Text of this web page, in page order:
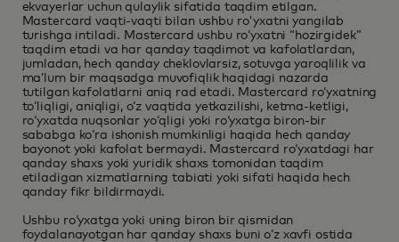
ekvayerlar uchun qulaylik sifatida taqdim etilgan.
Mastercard vaqti-vaqti bilan ushbu ro'yxatni yangilab
turishga intiladi. Mastercard ushbu ro‘yxatni “hozirgidek”
taqdim etadi va har qanday taqdimot va kafolatlardan,
jumladan, hech qanday cheklovlarsiz, sotuvga yaroqlilik va
ma’lum bir maqsadga muvofiqlik haqidagi nazarda
tutilgan kafolatlarni aniq rad etadi. Mastercard roʻyxatning
toʻliqligi, aniqligi, oʻz vaqtida yetkazilishi, ketma-ketligi,
roʻyxatda nuqsonlar yoʻqligi yoki roʻyxatga biron-bir
sababga koʻra ishonish mumkinligi haqida hech qanday
bayonot yoki kafolat bermaydi. Mastercard roʻyxatdagi har
qanday shaxs yoki yuridik shaxs tomonidan taqdim
etiladigan xizmatlarning tabiati yoki sifati haqida hech
qanday fikr bildirmaydi.
Ushbu roʻyxatga yoki uning biron bir qismidan
foydalanayotgan har qanday shaxs buni oʻz xavfi ostida